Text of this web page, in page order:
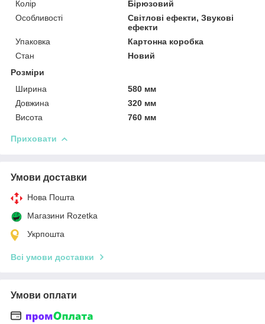
Колір
Бірюзовий
Особливості
Світлові ефекти, Звукові
ефекти
Упаковка
Картонна коробка
Стан
Новий
Розміри
Ширина
580 мм
Довжина
320 мм
Висота
760 мм
Приховати
Умови доставки
Нова Пошта
Магазини Rozetka
Укрпошта
Всі умови доставки
Умови оплати